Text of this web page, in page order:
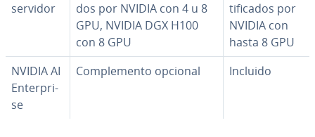
servidor
dos por NVIDIA con 4 u 8
GPU, NVIDIA DGX H100
con 8 GPU
ti­fi­ca­dos por
NVIDIA con
hasta 8 GPU
NVIDIA AI
En­te­r­pri­
se
Co­m­ple­me­n­to opcional Incluido